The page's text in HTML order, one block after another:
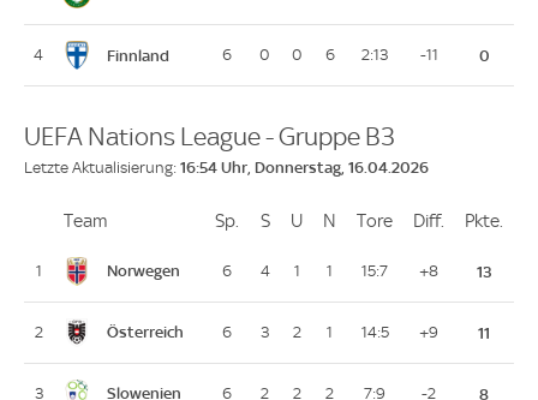
4 Finnland 6 0 0 6 2:13 -11 0
UEFA Nations League - Gruppe B3
Letzte Aktualisierung: 16:54 Uhr, Donnerstag, 16.04.2026
PlatzTeam Sp. Spiele
SSiege
U Unentschieden
N Niederlagen
Tore ToreDiff. Differenz
Pkte.
1 Norwegen 6 4 1 1 15:7 +8 13
2 Österreich 6 3 2 1 14:5 +9 11
3 Slowenien 6 2 2 2 7:9 -2 8